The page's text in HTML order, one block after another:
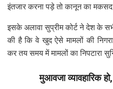
इंतजार करना पड़े तो कानून का मकसद
इसके अलावा सुप्रीम कोर्ट ने देश के
की है कि वे खुद ऐसे मामलों की
कर तय समय में मामलों का निपटारा
मुआवजा व्यावहारिक